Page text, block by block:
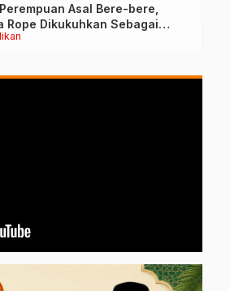
Asal Bere-bere,
Rope Dikukuhkan Sebagai
dan Rektor Ummu